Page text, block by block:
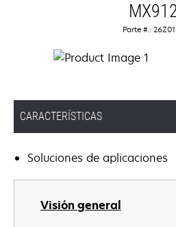
Parte #.:
CARACTERÍSTICAS
Soluciones de aplicaciones
Visión general